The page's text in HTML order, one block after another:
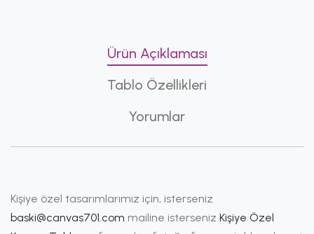
Ürün Açıklaması
Tablo Özellikleri
Yorumlar
Kişiye özel tasarımlarımız için, isterseniz
baski@canvas701.com mailine isterseniz Kişiye Özel